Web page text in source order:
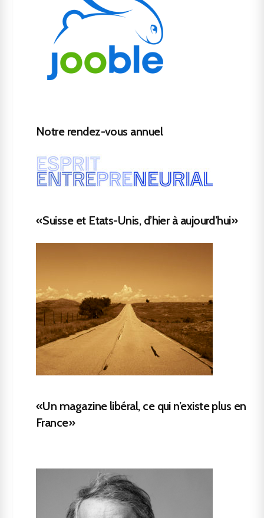
Notre rendez-vous annuel
«Suisse et Etats-Unis, d’hier à aujourd’hui»
«Un magazine libéral, ce qui n’existe plus en
France»